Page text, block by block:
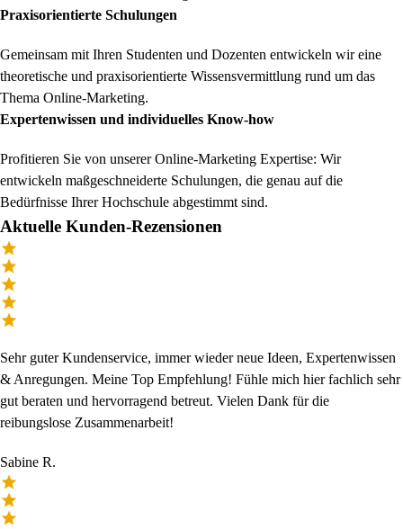
Praxisorientierte Schulungen
Gemeinsam mit Ihren Studenten und Dozenten entwickeln wir eine
theoretische und praxisorientierte Wissensvermittlung rund um das
Thema Online-Marketing.
Expertenwissen und individuelles Know-how
Profitieren Sie von unserer Online-Marketing Expertise: Wir
entwickeln maßgeschneiderte Schulungen, die genau auf die
Bedürfnisse Ihrer Hochschule abgestimmt sind.
Aktuelle Kunden-Rezensionen
Sehr guter Kundenservice, immer wieder neue Ideen, Expertenwissen
& Anregungen. Meine Top Empfehlung! Fühle mich hier fachlich sehr
gut beraten und hervorragend betreut. Vielen Dank für die
reibungslose Zusammenarbeit!
Sabine R.